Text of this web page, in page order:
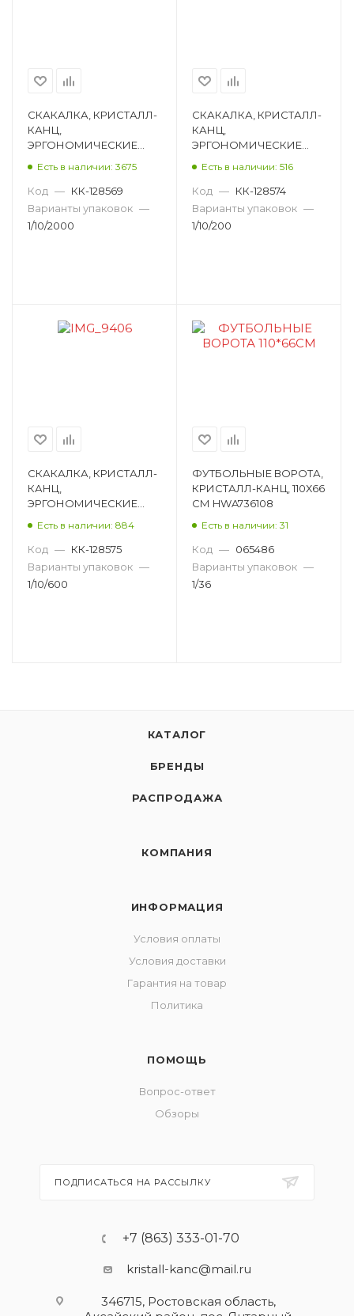
СКАКАЛКА, КРИСТАЛЛ-
КАНЦ,
ЭРГОНОМИЧЕСКИЕ
Есть в наличии: 3675
Код — КК-128569
Варианты упаковок —
1/10/2000
СКАКАЛКА, КРИСТАЛЛ-
КАНЦ,
ЭРГОНОМИЧЕСКИЕ
Есть в наличии: 516
Код — КК-128574
Варианты упаковок —
1/10/200
СКАКАЛКА, КРИСТАЛЛ-
КАНЦ,
ЭРГОНОМИЧЕСКИЕ
Есть в наличии: 884
Код — КК-128575
Варианты упаковок —
1/10/600
ФУТБОЛЬНЫЕ ВОРОТА,
КРИСТАЛЛ-КАНЦ, 110Х66
СМ HWA736108
Есть в наличии: 31
Код — 065486
Варианты упаковок —
1/36
КАТАЛОГ
БРЕНДЫ
РАСПРОДАЖА
КОМПАНИЯ
ИНФОРМАЦИЯ
Условия оплаты
Условия доставки
Гарантия на товар
Политика
ПОМОЩЬ
Вопрос-ответ
Обзоры
ПОДПИСАТЬСЯ НА РАССЫЛКУ
+7 (863) 333-01-70
kristall-kanc@mail.ru
346715, Ростовская область​,